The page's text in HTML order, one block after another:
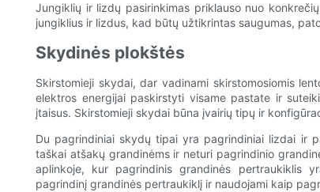
Jungiklių ir lizdų pasirinkimas priklauso nuo
jungiklius ir lizdus, ​​kad būtų užtikrintas saugumas,
Skydinės plokštės
Skirstomieji skydai, dar vadinami skirstomosiomis
elektros energijai paskirstyti visame pastate ir
įtaisus. Skirstomieji skydai būna įvairių tipų ir
Du pagrindiniai skydų tipai yra pagrindiniai lizdai ir
taškai atšakų grandinėms ir neturi pagrindinio
aplinkoje, kur pagrindinis grandinės pertraukiklis
pagrindinį grandinės pertraukiklį ir naudojami kaip